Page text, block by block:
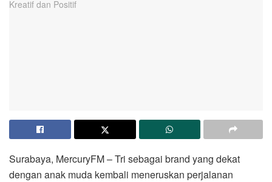
Surabaya, MercuryFM – Tri sebagai brand yang dekat
dengan anak muda kembali meneruskan perjalanan